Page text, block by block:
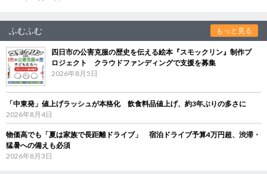
ふむふむ もっと見る
四日市の公害克服の歴史を伝える絵本『スモックリン』制作プ
ロジェクト クラウドファンディングで支援を募集
2026年8月5日
「中東発」値上げラッシュが本格化 飲食料品値上げ、約3年ぶりの多さに
2026年8月4日
物価高でも「夏は家族で長距離ドライブ」 宿泊ドライブ予算4万円超、渋滞・
猛暑への備えも必須
2026年8月3日